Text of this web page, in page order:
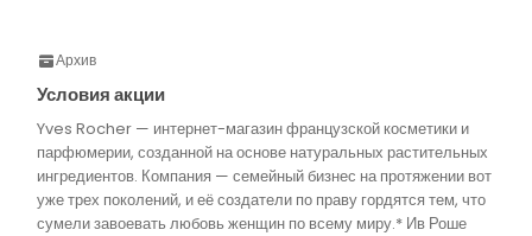
Архив
Условия акции
Yves Rocher — интернет-магазин французской косметики и
парфюмерии, созданной на основе натуральных растительных
ингредиентов. Компания — семейный бизнес на протяжении вот
уже трех поколений, и её создатели по праву гордятся тем, что
сумели завоевать любовь женщин по всему миру.* Ив Роше